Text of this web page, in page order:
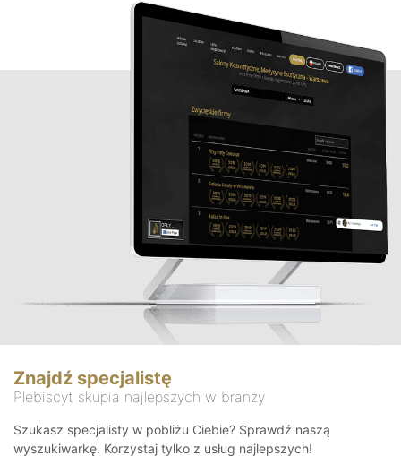
Znajdź specjalistę
Plebiscyt skupia najlepszych w branży
Szukasz specjalisty w pobliżu Ciebie? Sprawdź naszą
wyszukiwarkę. Korzystaj tylko z usług najlepszych!